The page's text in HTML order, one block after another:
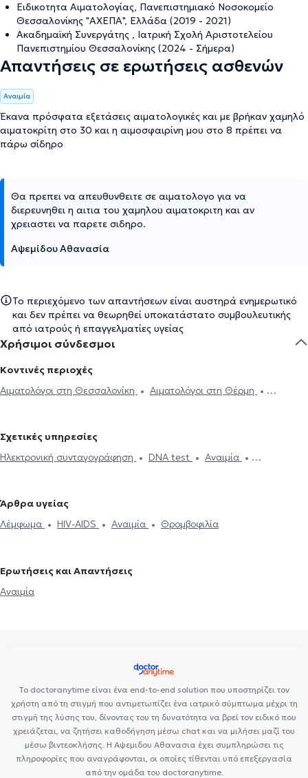
Ειδικοτητα Αιματολογίας, Πανεπιστημιακό Νοσοκομείο
Θεσσαλονίκης "ΑΧΕΠΑ", Ελλάδα (2019 - 2021)
Ακαδημαϊκή Συνεργάτης , Ιατρική Σχολή Αριστοτελείου
Πανεπιστημίου Θεσσαλονίκης (2024 - Σήμερα)
Απαντήσεις σε ερωτήσεις ασθενών
Αναιμία
Έκανα πρόσφατα εξετάσεις αιματολογικές και με βρήκαν χαμηλό
αιματοκρίτη στο 30 και η αιμοσφαιρίνη μου στο 8 πρέπει να
πάρω σίδηρο
Θα πρεπει να απευθυνθειτε σε αιματολογο για να
διερευνηθει η αιτια του χαμηλου αιματοκριτη και αν
χρειαστει να παρετε σιδηρο.
Αψεμίδου Αθανασία
Το περιεχόμενο των απαντήσεων είναι αυστηρά ενημερωτικό
και δεν πρέπει να θεωρηθεί υποκατάστατο συμβουλευτικής
από ιατρούς ή επαγγελματίες υγείας
Χρήσιμοι σύνδεσμοι
Κοντινές περιοχές
Αιματολόγοι στη Θεσσαλονίκη
Αιματολόγοι στη Θέρμη
Σχετικές υπηρεσίες
Ηλεκτρονική συνταγογράφηση
DNA test
Αναιμία
Άρθρα υγείας
Λέμφωμα
HIV-AIDS Αναιμία Θρομβοφιλία
Ερωτήσεις και Απαντήσεις
Αναιμία
Το doctoranytime είναι ένα end-to-end solution που υποστηρίζει τον
χρήστη από τη στιγμή που αντιμετωπίζει ένα ιατρικό σύμπτωμα μέχρι τη
στιγμή της λύσης του, δίνοντας του τη δυνατότητα να βρεί τον ειδικό που
χρειάζεται, να ζητήσει καθοδήγηση μέσω chat και να μιλήσει μαζί του
μέσω βιντεοκλήσης. Η Αψεμιδου Αθανασια έχει συμπληρώσει τις
πληροφορίες που αναγράφονται, οι οποίες τίθενται υπό επεξεργασία
από την ομάδα του doctoranytime.